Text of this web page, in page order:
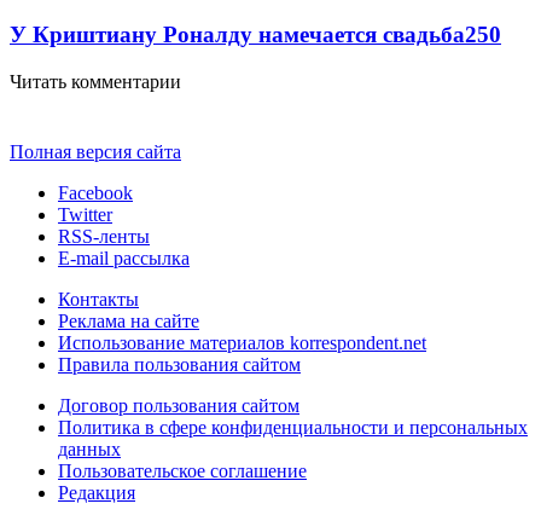
У Криштиану Роналду намечается свадьба250
Читать комментарии
Полная версия сайта
Facebook
Twitter
RSS-ленты
E-mail рассылка
Контакты
Реклама на сайте
Использование материалов korrespondent.net
Правила пользования сайтом
Договор пользования сайтом
Политика в сфере конфиденциальности и персональных
данных
Пользовательское соглашение
Редакция